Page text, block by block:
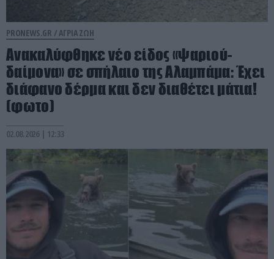
PRONEWS.GR /ΑΓΡΙΑ ΖΩΗ
Ανακαλύφθηκε νέο είδος «ψαριού-
δαίμονα» σε σπήλαιο της Αλαμπάμα: Έχει
διάφανο δέρμα και δεν διαθέτει μάτια!
(φωτο)
02.08.2026 | 12:33